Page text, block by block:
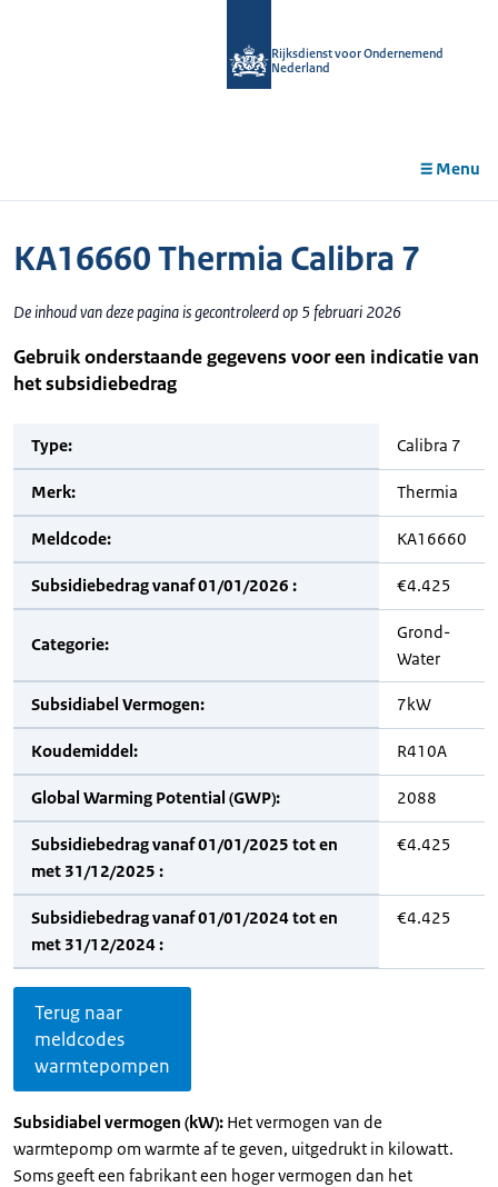
Rijksdienst voor Ondernemend
Nederland
Menu
KA16660 Thermia Calibra 7
De inhoud van deze pagina is gecontroleerd op 5 februari 2026
Gebruik onderstaande gegevens voor een indicatie van
het subsidiebedrag
Type: Calibra 7
Merk: Thermia
Meldcode: KA16660
Subsidiebedrag vanaf 01/01/2026 : €4.425
Categorie:
Grond-
Water
Subsidiabel Vermogen: 7kW
Koudemiddel: R410A
Global Warming Potential (GWP): 2088
Subsidiebedrag vanaf 01/01/2025 tot en
met 31/12/2025 :
€4.425
Subsidiebedrag vanaf 01/01/2024 tot en
met 31/12/2024 :
€4.425
Terug naar
meldcodes
warmtepompen
Subsidiabel vermogen (kW): Het vermogen van de
warmtepomp om warmte af te geven, uitgedrukt in kilowatt.
Soms geeft een fabrikant een hoger vermogen dan het